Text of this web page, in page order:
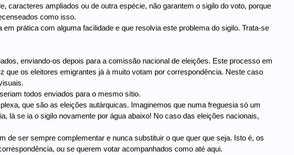
caracteres ampliados ou de outra espécie, não garantem o sigilo do voto, porque
como isso.
prática com alguma facilidade e que resolvia este problema do sigilo. Trata-se
enviando-os depois para a comissão nacional de eleições. Este processo em
que os eleitores emigrantes já à muito votam por correspondência. Neste caso
todos enviados para o mesmo sítio.
que são as eleições autárquicas. Imaginemos que numa freguesia só um
lá se ia o sigilo novamente por água abaixo! No caso das eleições nacionais,
de ser sempre complementar e nunca substituir o que quer que seja. Isto é, os
ou se querem votar acompanhados como até aqui.